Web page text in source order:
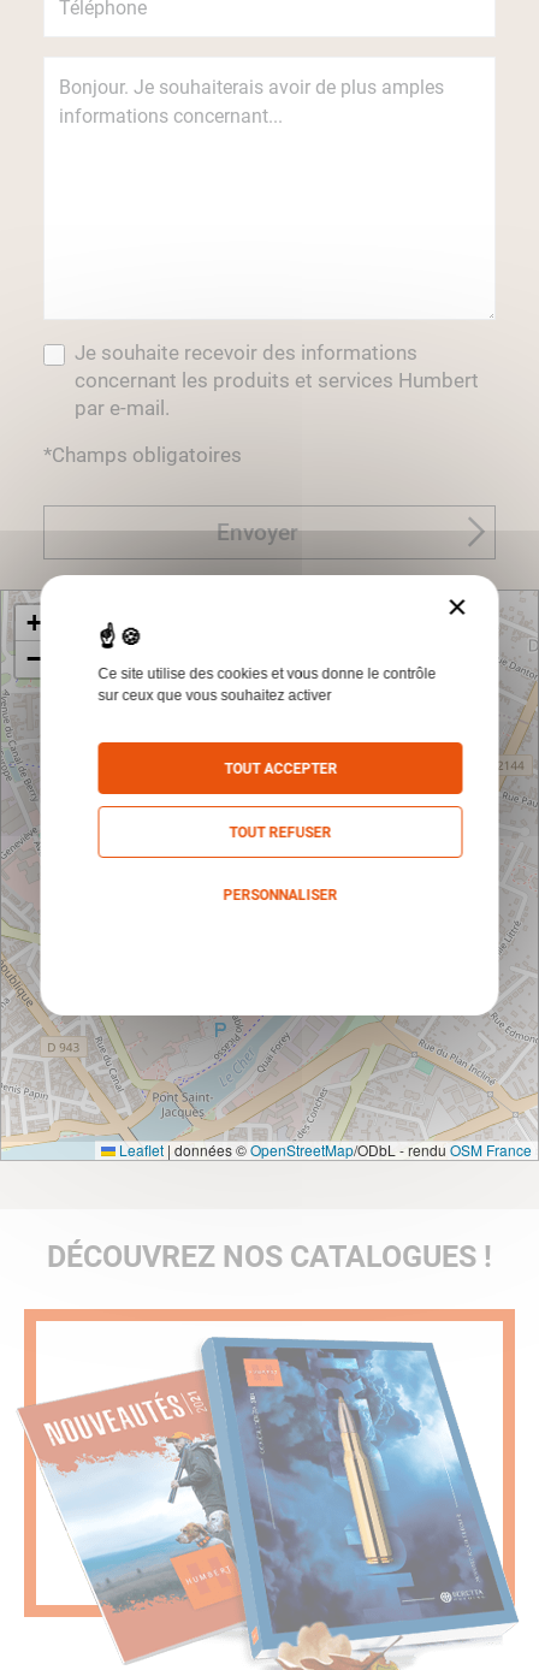
Je souhaite recevoir des informations
concernant les produits et services Humbert
par e-mail.
*Champs obligatoires
Envoyer
+
−
Leaflet | données ©OpenStreetMap/ODbL - rendu OSM France
DÉCOUVREZ NOS CATALOGUES !
×
Ce site utilise des cookies et vous donne le contrôle
sur ceux que vous souhaitez activer
TOUT ACCEPTER
TOUT REFUSER
PERSONNALISER